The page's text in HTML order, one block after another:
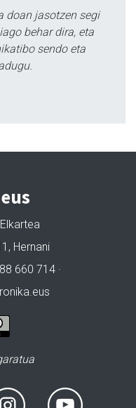
doan jasotzen segi
behar dira, eta
sendo eta
Hernani
660 714 ·